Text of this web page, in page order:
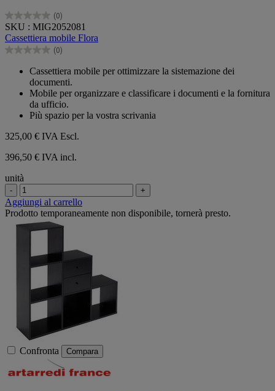
(0)
0.0
su
5
stelle.
SKU : MIG2052081
Cassettiera mobile Flora
(0)
0.0
Cassettiera mobile per ottimizzare la sistemazione dei
documenti.
Mobile per organizzare e classificare i documenti e la fornitura
da ufficio.
Più spazio per la vostra scrivania
325,00 € IVA Escl.
396,50 € IVA incl.
unità
- +
Aggiungi al carrello
Prodotto temporaneamente non disponibile, tornerà presto.
Confronta Compara